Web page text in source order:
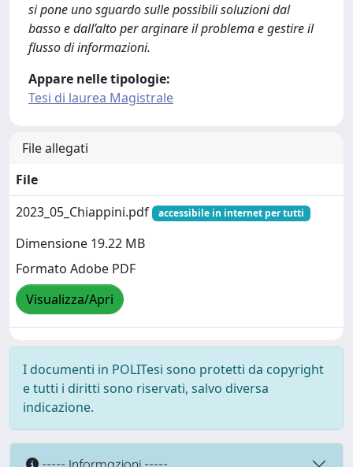
si pone uno sguardo sulle possibili soluzioni dal
basso e dall’alto per arginare il problema e gestire il
flusso di informazioni.
Appare nelle tipologie:
Tesi di laurea Magistrale
File allegati
File
2023_05_Chiappini.pdf
accessibile in internet per tutti
Dimensione 19.22 MB
Formato Adobe PDF
Visualizza/Apri
I documenti in POLITesi sono protetti da copyright
e tutti i diritti sono riservati, salvo diversa
indicazione.
----- Informazioni -----